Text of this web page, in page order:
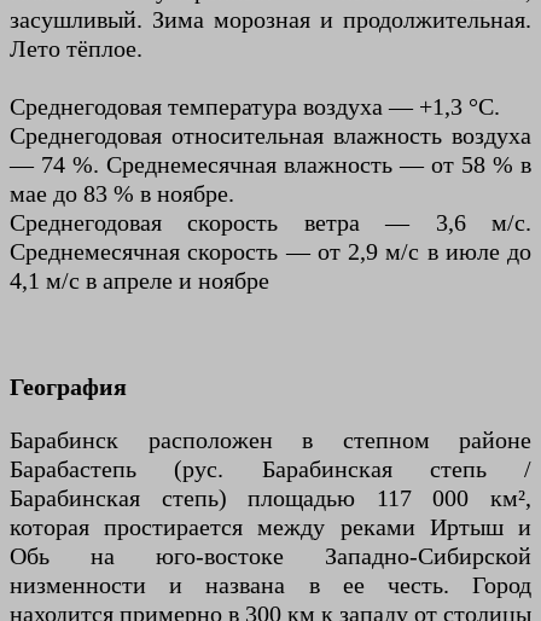
засушливый. Зима морозная и продолжительная.
Лето тёплое.
Среднегодовая температура воздуха — +1,3 °С.
Среднегодовая относительная влажность воздуха
— 74 %. Среднемесячная влажность — от 58 % в
мае до 83 % в ноябре.
Среднегодовая скорость ветра — 3,6 м/с.
Среднемесячная скорость — от 2,9 м/с в июле до
4,1 м/с в апреле и ноябре
География
Барабинск расположен в степном районе
Барабастепь (рус. Барабинская степь /
Барабинская степь) площадью 117 000 км²,
которая простирается между реками Иртыш и
Обь на юго-востоке Западно-Сибирской
низменности и названа в ее честь. Город
находится примерно в 300 км к западу от столицы